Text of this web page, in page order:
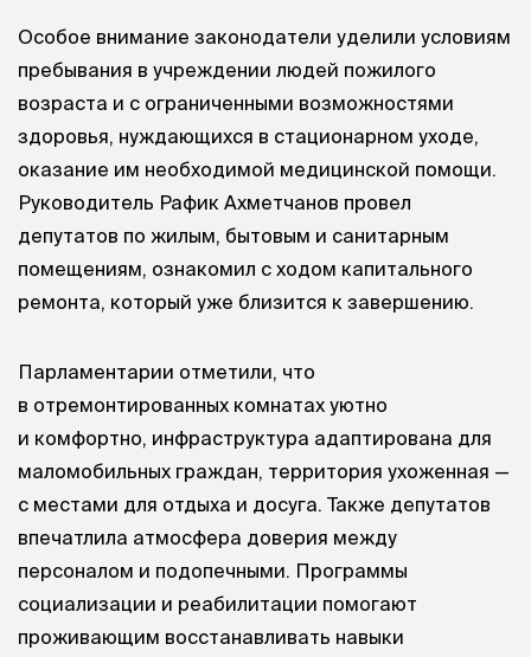
Особое внимание законодатели уделили условиям
пребывания в учреждении людей пожилого
возраста и с ограниченными возможностями
здоровья, нуждающихся в стационарном уходе,
оказание им необходимой медицинской помощи.
Руководитель Рафик Ахметчанов провел
депутатов по жилым, бытовым и санитарным
помещениям, ознакомил с ходом капитального
ремонта, который уже близится к завершению.
Парламентарии отметили, что
в отремонтированных комнатах уютно
и комфортно, инфраструктура адаптирована для
маломобильных граждан, территория ухоженная —
с местами для отдыха и досуга. Также депутатов
впечатлила атмосфера доверия между
персоналом и подопечными. Программы
социализации и реабилитации помогают
проживающим восстанавливать навыки